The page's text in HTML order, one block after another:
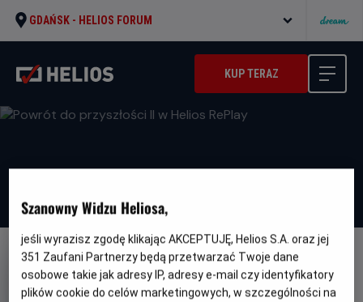
GDAŃSK - HELIOS FORUM
KUP TERAZ
Szanowny Widzu Heliosa,
jeśli wyrazisz zgodę klikając AKCEPTUJĘ, Helios S.A. oraz jej
351 Zaufani Partnerzy będą przetwarzać Twoje dane
osobowe takie jak adresy IP, adresy e-mail czy identyfikatory
plików cookie do celów marketingowych, w szczególności na